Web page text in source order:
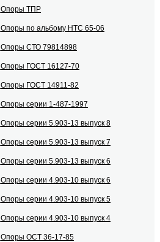
Опоры ТПР
Опоры по альбому НТС 65-06
Опоры СТО 79814898
Опоры ГОСТ 16127-70
Опоры ГОСТ 14911-82
Опоры серии 1-487-1997
Опоры серии 5.903-13 выпуск 8
Опоры серии 5.903-13 выпуск 7
Опоры серии 5.903-13 выпуск 6
Опоры серии 4.903-10 выпуск 6
Опоры серии 4.903-10 выпуск 5
Опоры серии 4.903-10 выпуск 4
Опоры ОСТ 36-17-85